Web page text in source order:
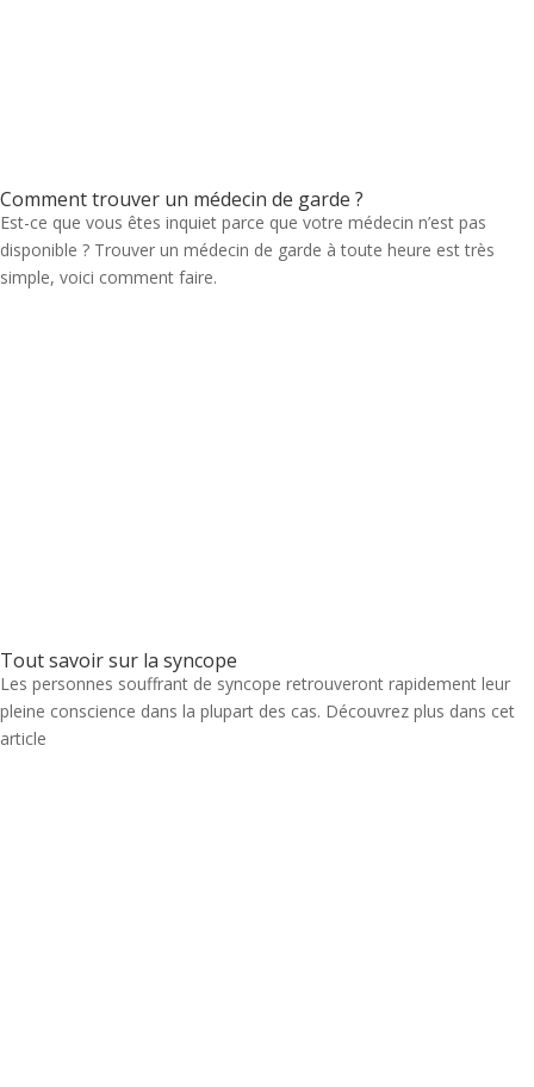
Comment trouver un médecin de garde ?
Est-ce que vous êtes inquiet parce que votre médecin n’est pas
disponible ? Trouver un médecin de garde à toute heure est très
simple, voici comment faire.
Tout savoir sur la syncope
Les personnes souffrant de syncope retrouveront rapidement leur
pleine conscience dans la plupart des cas. Découvrez plus dans cet
article